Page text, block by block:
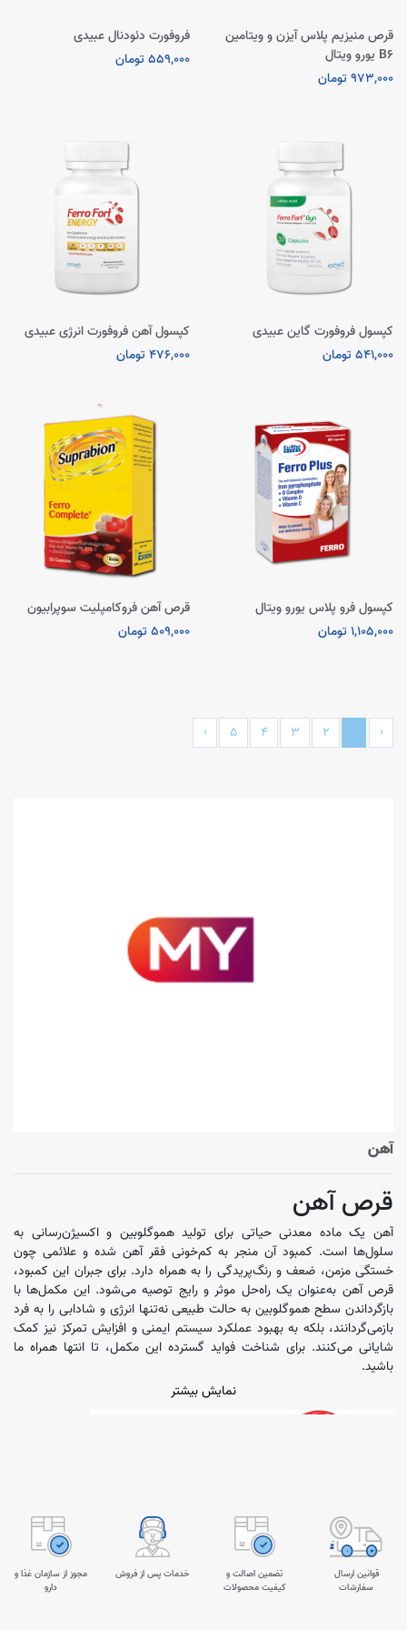
قرص منیزیم پلاس آیزن و ویتامین
B6 یورو ویتال
973,000 تومان
فروفورت دئودنال عبیدی
559,000 تومان
کپسول فروفورت گاین عبیدی
541,000 تومان
کپسول آهن فروفورت انرژی عبیدی
476,000 تومان
کپسول فرو پلاس یورو ویتال
1,105,000 تومان
قرص آهن فروکامپلیت سوپرابیون
509,000 تومان
‹
2
3
4
5
›
آهن
قرص آهن
آهن یک ماده معدنی حیاتی برای تولید هموگلوبین و اکسیژن‌رسانی به
سلول‌ها است. کمبود آن منجر به کم‌خونی فقر آهن شده و علائمی چون
خستگی مزمن، ضعف و رنگ‌پریدگی را به همراه دارد. برای جبران این کمبود،
قرص آهن به‌عنوان یک راه‌حل موثر و رایج توصیه می‌شود. این مکمل‌ها با
بازگرداندن سطح هموگلوبین به حالت طبیعی نه‌تنها انرژی و شادابی را به فرد
بازمی‌گردانند، بلکه به بهبود عملکرد سیستم ایمنی و افزایش تمرکز نیز کمک
شایانی می‌کنند. برای شناخت فواید گسترده این مکمل، تا انتها همراه ما
باشید.
نمایش بیشتر
قوانین ارسال
سفارشات
تضمین اصالت و
کیفیت محصولات
خدمات پس از فروش
مجوز از سازمان غذا و
دارو